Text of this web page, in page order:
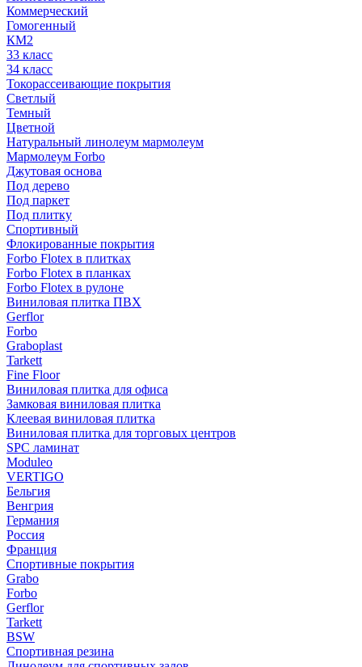
Коммерческий
Гомогенный
КМ2
33 класс
34 класс
Токорассеивающие покрытия
Светлый
Темный
Цветной
Натуральный линолеум мармолеум
Мармолеум Forbo
Джутовая основа
Под дерево
Под паркет
Под плитку
Спортивный
Флокированные покрытия
Forbo Flotex в плитках
Forbo Flotex в планках
Forbo Flotex в рулоне
Виниловая плитка ПВХ
Gerflor
Forbo
Graboplast
Tarkett
Fine Floor
Виниловая плитка для офиса
Замковая виниловая плитка
Клеевая виниловая плитка
Виниловая плитка для торговых центров
SPC ламинат
Moduleo
VERTIGO
Бельгия
Венгрия
Германия
Россия
Франция
Спортивные покрытия
Grabo
Forbo
Gerflor
Tarkett
BSW
Спортивная резина